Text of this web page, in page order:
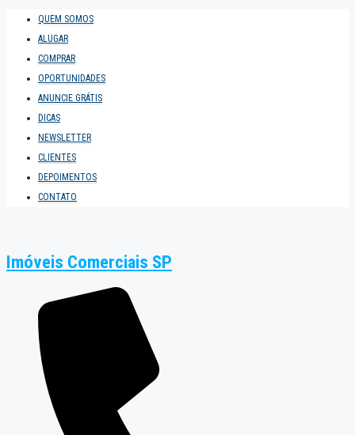
QUEM SOMOS
ALUGAR
COMPRAR
OPORTUNIDADES
ANUNCIE GRÁTIS
DICAS
NEWSLETTER
CLIENTES
DEPOIMENTOS
CONTATO
Imóveis Comerciais SP